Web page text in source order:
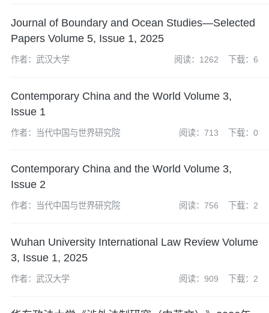
Journal of Boundary and Ocean Studies—Selected
Papers Volume 5, Issue 1, 2025
作者：武汉大学 阅读：1262 下载：6
Contemporary China and the World Volume 3,
Issue 1
作者：当代中国与世界研究院 阅读：713 下载：0
Contemporary China and the World Volume 3,
Issue 2
作者：当代中国与世界研究院 阅读：756 下载：2
Wuhan University International Law Review Volume
3, Issue 1, 2025
作者：武汉大学 阅读：909 下载：2